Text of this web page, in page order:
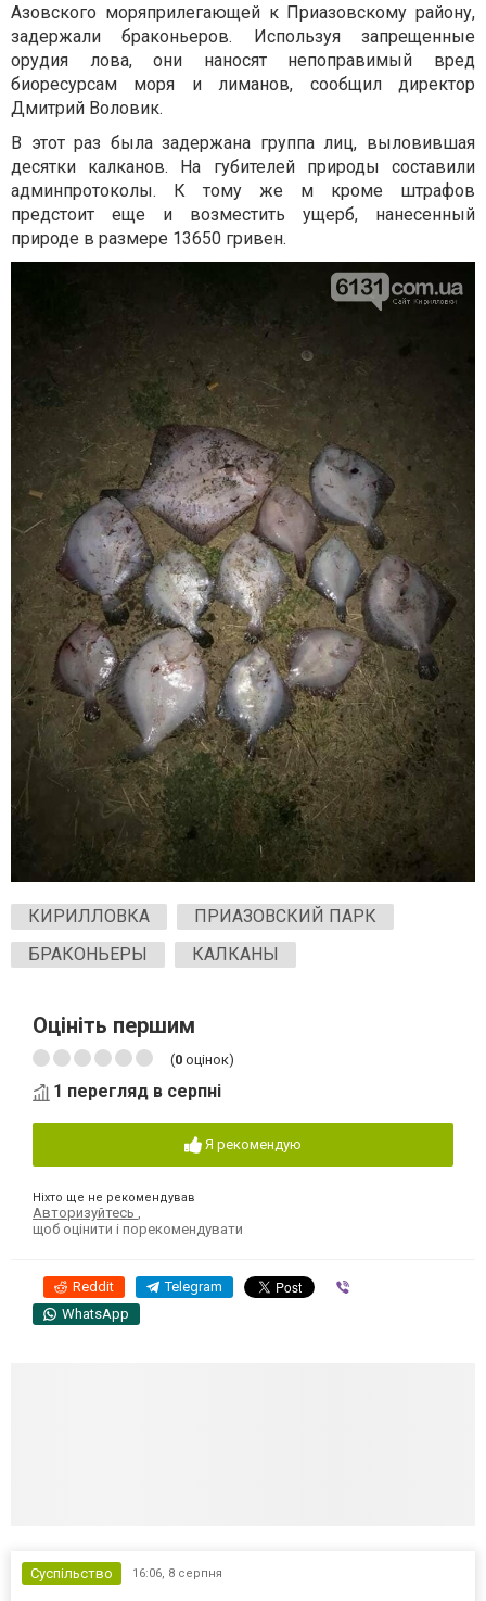
Азовского моряприлегающей к Приазовскому району,
задержали браконьеров. Используя запрещенные
орудия лова, они наносят непоправимый вред
биоресурсам моря и лиманов, сообщил директор
Дмитрий Воловик.
В этот раз была задержана группа лиц, выловившая
десятки калканов. На губителей природы составили
админпротоколы. К тому же м кроме штрафов
предстоит еще и возместить ущерб, нанесенный
природе в размере 13650 гривен.
КИРИЛЛОВКА
ПРИАЗОВСКИЙ ПАРК
БРАКОНЬЕРЫ
КАЛКАНЫ
Оцініть першим
(0 оцінок)
1 перегляд в серпні
Я рекомендую
Ніхто ще не рекомендував
Авторизуйтесь ,
щоб оцінити і порекомендувати
Reddit Telegram
WhatsApp
Суспільство 16:06, 8 серпня